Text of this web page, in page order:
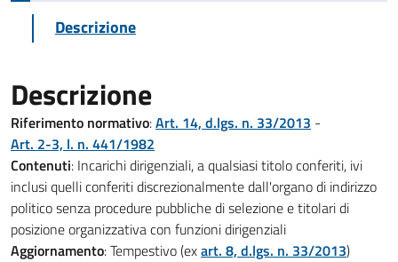
Descrizione
Descrizione
Riferimento normativo:Art. 14, d.lgs. n. 33/2013 -
Art. 2-3, l. n. 441/1982
Contenuti: Incarichi dirigenziali, a qualsiasi titolo conferiti, ivi
inclusi quelli conferiti discrezionalmente dall'organo di indirizzo
politico senza procedure pubbliche di selezione e titolari di
posizione organizzativa con funzioni dirigenziali
Aggiornamento: Tempestivo (exart. 8, d.lgs. n. 33/2013)